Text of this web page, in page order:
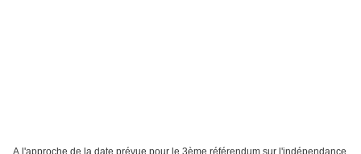
A l'approche de la date prévue pour le 3ème référendum sur l'indépendance